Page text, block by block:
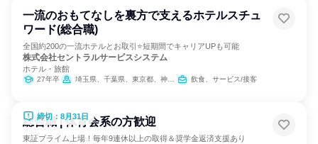
一流のおもてなしを裏方で支えるホテルスチュ
ワード(総合職)
全国約200の一流ホテルとお取引⭐短期間でキャリアUPも可能
株式会社セントラルサービスシステム
ホテル・旅館
27年卒 埼玉県、千葉県、東京都、神奈川県、富山県、石川県、長野県、岐阜県、静岡県、愛知県、滋賀県、京都府、大阪府、兵庫県、奈良県、広島県、福岡県、佐賀県、長崎県、大分県、宮崎県、鹿児島県、沖縄県 飲食、サービス/接客
締切：8月31日
総合職 | 体育会系の方歓迎
東証プライム上場！毎年9連休以上の取得＆奨学金返済支援あり